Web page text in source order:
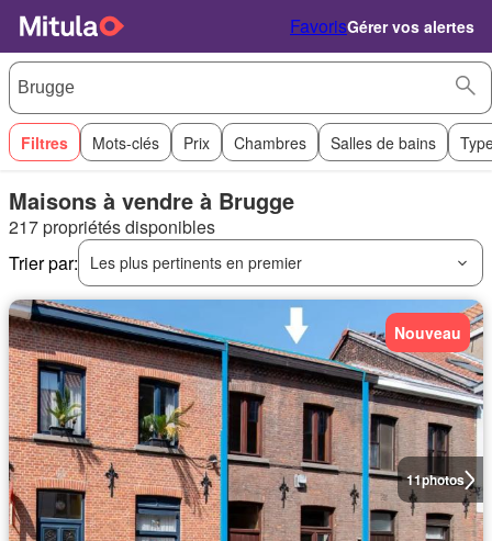
FavorisGérer vos alertes
Filtres Mots-clés Prix Chambres Salles de bains
Maisons à vendre à Brugge
217 propriétés disponibles
Trier par:
Les plus pertinents en premier
11photos
Nouveau